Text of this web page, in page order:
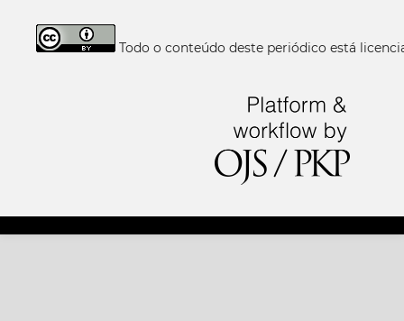
Todo o conteúdo deste periódico está